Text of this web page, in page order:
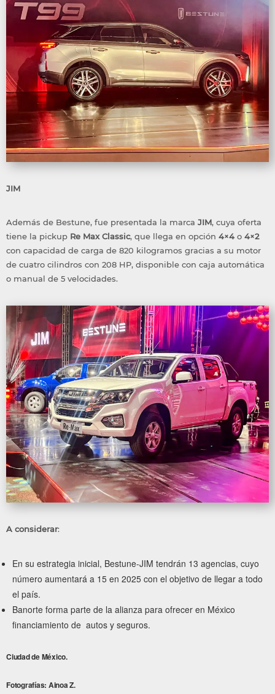
JIM
Además de Bestune, fue presentada la marca JIM, cuya oferta
tiene la pickup Re Max Classic, que llega en opción 4×4 o 4×2
con capacidad de carga de 820 kilogramos gracias a su motor
de cuatro cilindros con 208 HP, disponible con caja automática
o manual de 5 velocidades.
A considerar:
En su estrategia inicial, Bestune-JIM tendrán 13 agencias, cuyo
número aumentará a 15 en 2025 con el objetivo de llegar a todo
el país.
Banorte forma parte de la alianza para ofrecer en México
financiamiento de autos y seguros.
Ciudad de México.
Fotografías: Ainoa Z.